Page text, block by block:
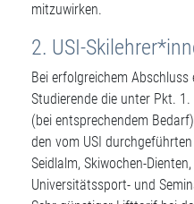
mitzuwirken.
2. USI-
Bei erfolgreichem
Studierende die unter Pkt.
(bei entsprechendem
den vom USI
Seidlalm, Skiwochen-
Universitätssport- und